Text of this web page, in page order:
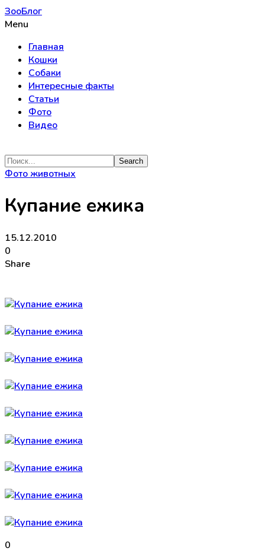
ЗооБлог
Menu
Главная
Кошки
Собаки
Интересные факты
Статьи
Фото
Видео
Фото животных
Купание ежика
15.12.2010
0
Share
0